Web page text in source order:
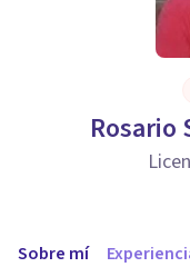
Rosario
Sobre mí